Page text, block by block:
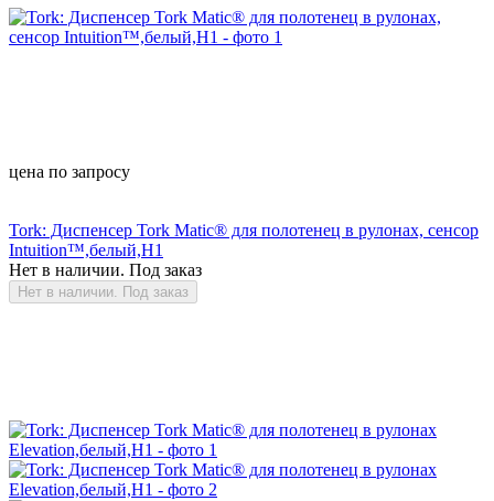
цена по запросу
Tork: Диспенсер Tork Matic® для полотенец в рулонах, сенсор
Intuition™,белый,H1
Нет в наличии. Под заказ
Нет в наличии. Под заказ